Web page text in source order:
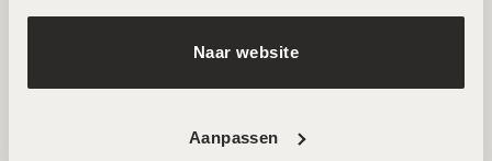
Naar website
Aanpassen
en beschikken over parkeermogelijkheden.